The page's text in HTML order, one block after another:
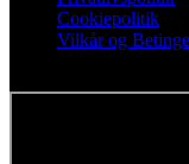
Cookiepolitik
Vilkår og